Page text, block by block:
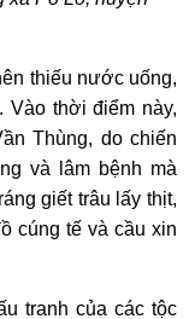
thiếu nước uống,
Vào thời điểm này,
Thùng, do chiến
và lâm bệnh mà
giết trâu lấy thịt,
cúng tế và cầu xin
tranh của các tộc